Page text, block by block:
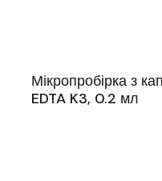
Мікропробірка з
EDTA K3, 0.2 мл